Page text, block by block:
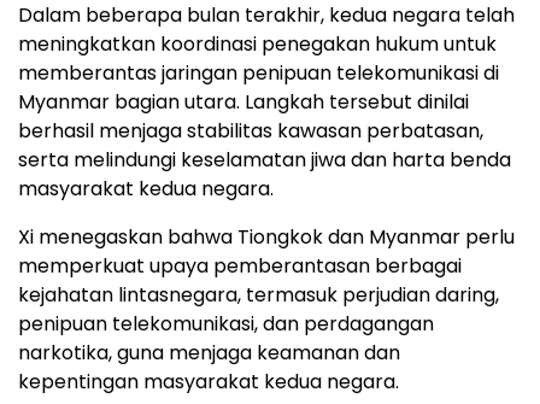
Dalam beberapa bulan terakhir, kedua negara telah
meningkatkan koordinasi penegakan hukum untuk
memberantas jaringan penipuan telekomunikasi di
Myanmar bagian utara. Langkah tersebut dinilai
berhasil menjaga stabilitas kawasan perbatasan,
serta melindungi keselamatan jiwa dan harta benda
masyarakat kedua negara.
Xi menegaskan bahwa Tiongkok dan Myanmar perlu
memperkuat upaya pemberantasan berbagai
kejahatan lintasnegara, termasuk perjudian daring,
penipuan telekomunikasi, dan perdagangan
narkotika, guna menjaga keamanan dan
kepentingan masyarakat kedua negara.